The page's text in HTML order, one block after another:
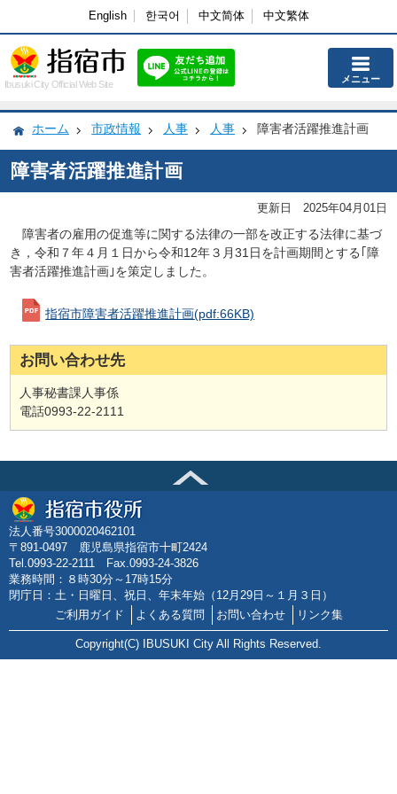
English 한국어 中文简体 中文繁体
Ibusuki City Official Web Site メニュー
ホーム 市政情報 人事 人事 障害者活躍推進計画
障害者活躍推進計画
更新日 2025年04月01日
障害者の雇用の促進等に関する法律の一部を改正する法律に基づ
き，令和７年４月１日から令和12年３月31日を計画期間とする｢障
害者活躍推進計画｣を策定しました。
指宿市障害者活躍推進計画(pdf:66KB)
お問い合わせ先
人事秘書課人事係
電話0993-22-2111
法人番号3000020462101
〒891-0497 鹿児島県指宿市十町2424
Tel.0993-22-2111 Fax.0993-24-3826
業務時間：８時30分～17時15分
閉庁日：土・日曜日、祝日、年末年始（12月29日～１月３日）
ご利用ガイド
よくある質問 お問い合わせ リンク集
Copyright(C) IBUSUKI City All Rights Reserved.